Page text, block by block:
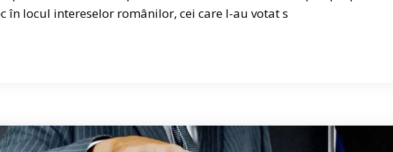
în locul intereselor românilor, cei care l-au votat s